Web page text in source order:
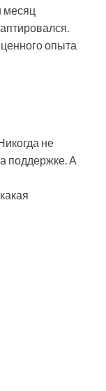
месяц
опыта
не
поддержке. А